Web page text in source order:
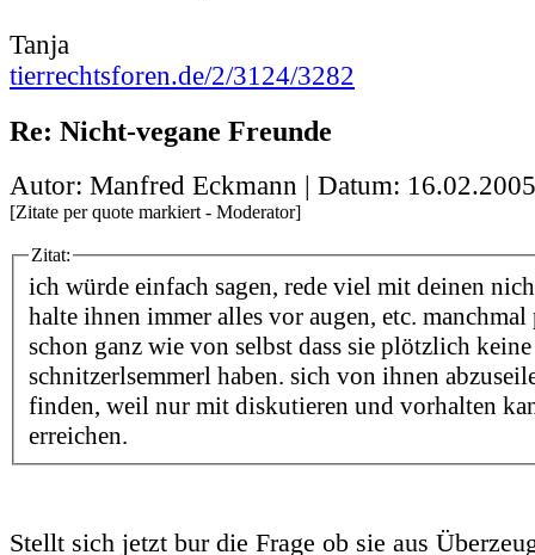
Tanja
tierrechtsforen.de/2/3124/3282
Re: Nicht-vegane Freunde
Autor: Manfred Eckmann | Datum:
[Zitate per quote markiert - Moderator]
Zitat:
ich würde einfach sagen, rede viel mit deinen
halte ihnen immer alles vor augen, etc. manchmal
schon ganz wie von selbst dass sie plötzlich
schnitzerlsemmerl haben. sich von ihnen
finden, weil nur mit diskutieren und vorhalten
erreichen.
Stellt sich jetzt bur die Frage ob sie aus